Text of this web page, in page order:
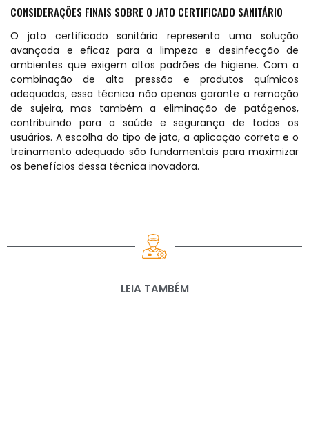
CONSIDERAÇÕES FINAIS SOBRE O JATO CERTIFICADO SANITÁRIO
O jato certificado sanitário representa uma solução
avançada e eficaz para a limpeza e desinfecção de
ambientes que exigem altos padrões de higiene. Com a
combinação de alta pressão e produtos químicos
adequados, essa técnica não apenas garante a remoção
de sujeira, mas também a eliminação de patógenos,
contribuindo para a saúde e segurança de todos os
usuários. A escolha do tipo de jato, a aplicação correta e o
treinamento adequado são fundamentais para maximizar
os benefícios dessa técnica inovadora.
LEIA TAMBÉM